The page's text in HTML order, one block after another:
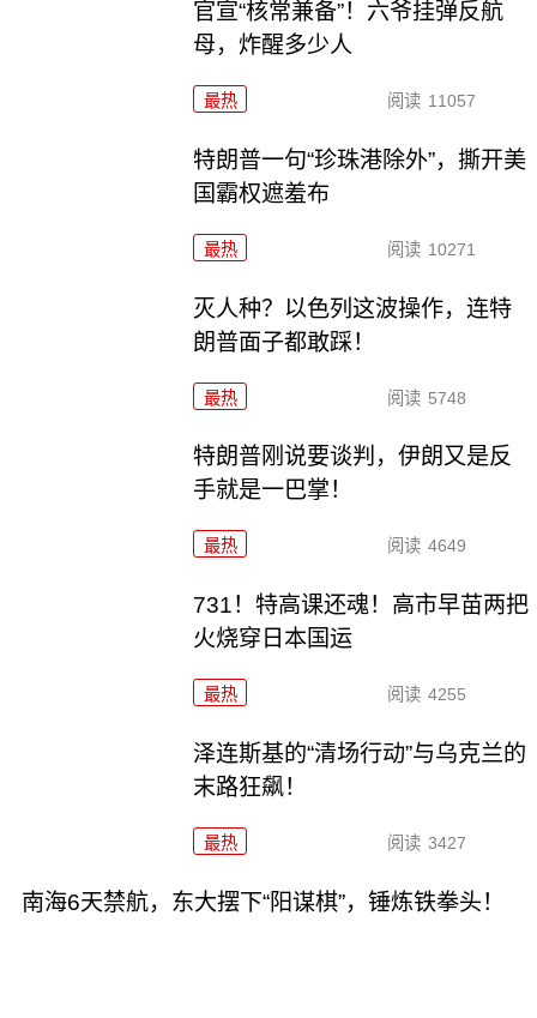
官宣“核常兼备”！六爷挂弹反航
母，炸醒多少人
最热 阅读 11057
特朗普一句“珍珠港除外”，撕开美
国霸权遮羞布
最热 阅读 10271
灭人种？以色列这波操作，连特
朗普面子都敢踩！
最热 阅读 5748
特朗普刚说要谈判，伊朗又是反
手就是一巴掌！
最热 阅读 4649
731！特高课还魂！高市早苗两把
火烧穿日本国运
最热 阅读 4255
泽连斯基的“清场行动”与乌克兰的
末路狂飙！
最热 阅读 3427
南海6天禁航，东大摆下“阳谋棋”，锤炼铁拳头！